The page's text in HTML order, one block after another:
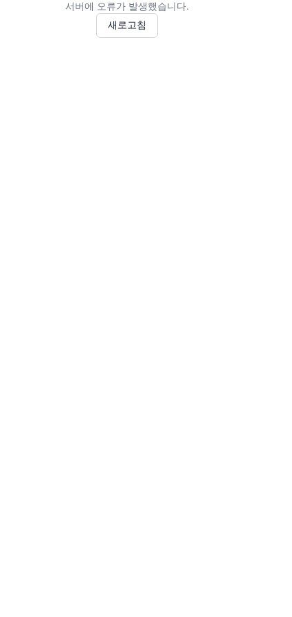
서버에 오류가 발생했습니다.
새로고침